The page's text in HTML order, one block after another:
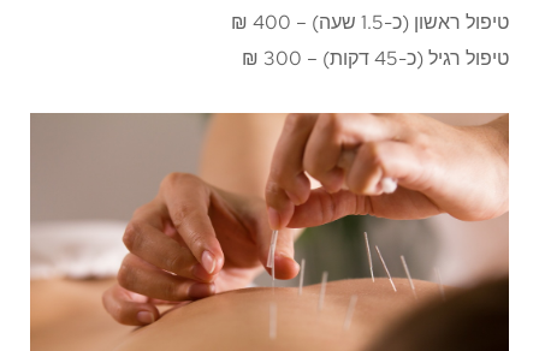
טיפול ראשון (כ-1.5 שעה) – 400 ₪
טיפול רגיל (כ-45 דקות) – 300 ₪